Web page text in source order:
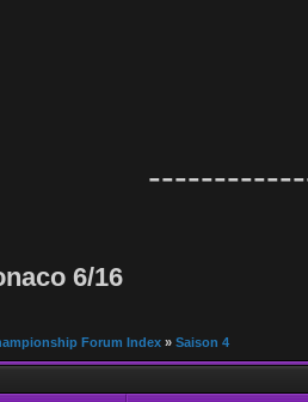
6/16
Forum Index » Saison 4